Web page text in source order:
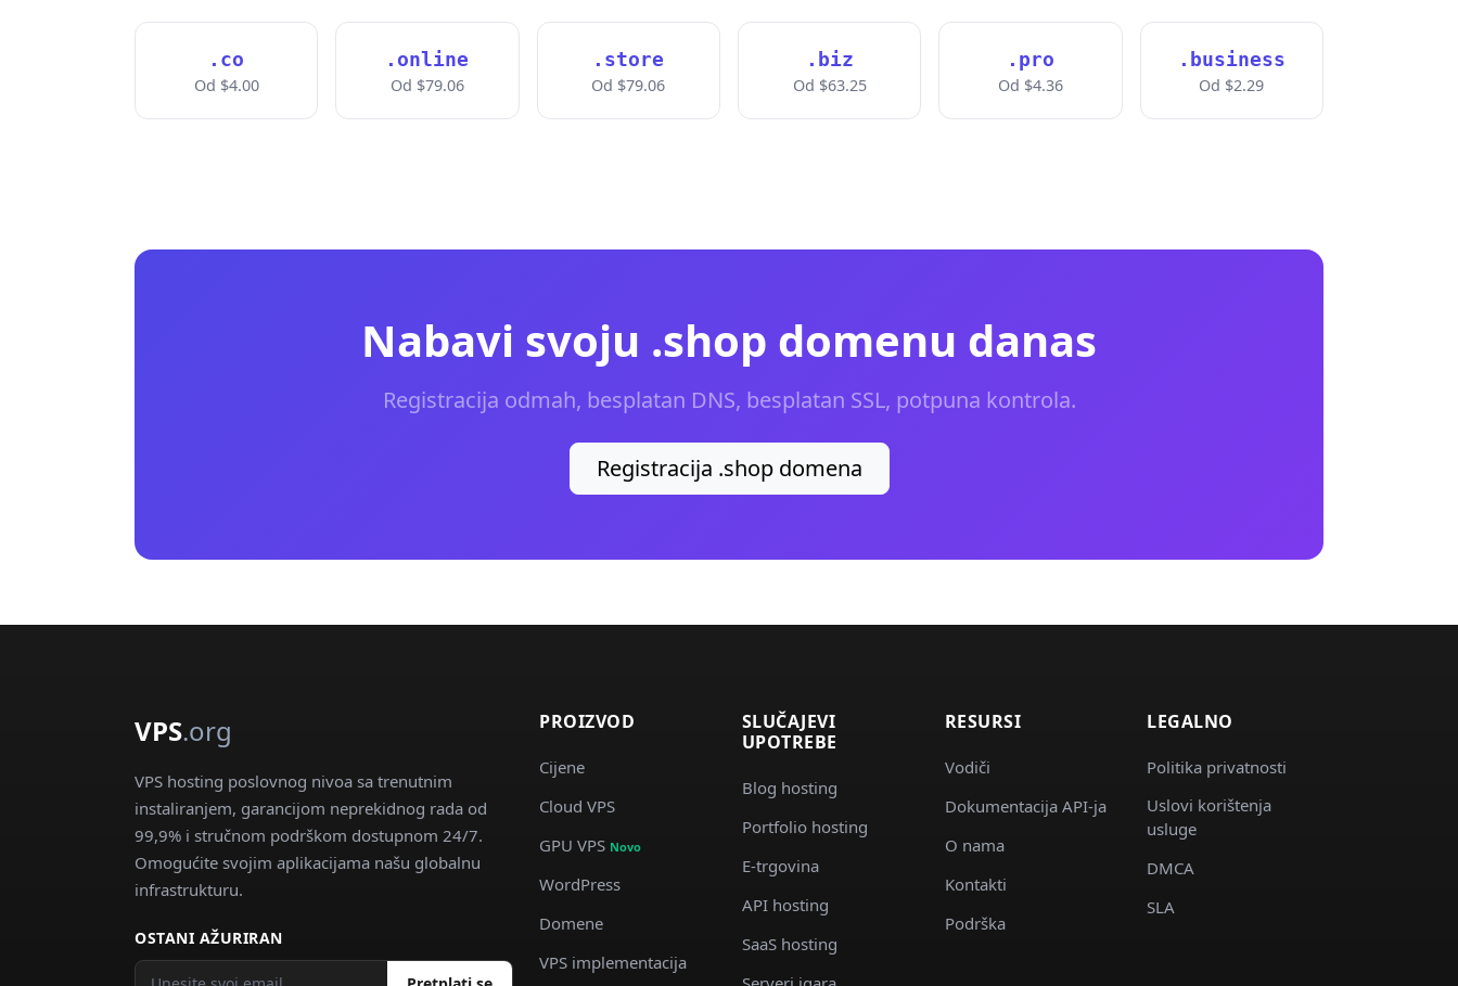
.co
Od $4.00
.online
Od $79.06
.store
Od $79.06
.biz
Od $63.25
.pro
Od $4.36
.business
Od $2.29
Nabavi svoju .shop domenu danas
Registracija odmah, besplatan DNS, besplatan SSL, potpuna kontrola.
Registracija .shop domena
VPS.org
VPS hosting poslovnog nivoa sa trenutnim
instaliranjem, garancijom neprekidnog rada od
99,9% i stručnom podrškom dostupnom 24/7.
Omogućite svojim aplikacijama našu globalnu
infrastrukturu.
OSTANI AŽURIRAN
PROIZVOD
Cijene
Cloud VPS
GPU VPS Novo
WordPress
Domene
VPS implementacija
SLUČAJEVI
UPOTREBE
Blog hosting
Portfolio hosting
E-trgovina
API hosting
SaaS hosting
RESURSI
Vodiči
Dokumentacija API-ja
O nama
Kontakti
Podrška
LEGALNO
Politika privatnosti
Uslovi korištenja
usluge
DMCA
SLA